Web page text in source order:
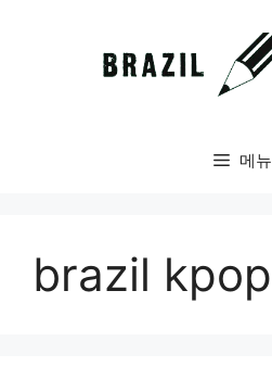
메뉴
brazil kpop